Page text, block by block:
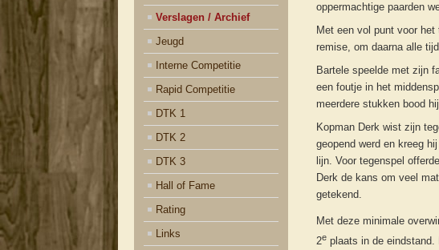
Verslagen / Archief
Jeugd
Interne Competitie
Rapid Competitie
DTK 1
DTK 2
DTK 3
Hall of Fame
Rating
Links
oppermachtige paarden
Met een vol punt voor
remise, om daarna alle
Bartele speelde met zijn
een foutje in het
meerdere stukken bood
Kopman Derk wist zijn
geopend werd en kreeg
lijn. Voor tegenspel
Derk de kans om veel
getekend.
Met deze minimale
2e plaats in de